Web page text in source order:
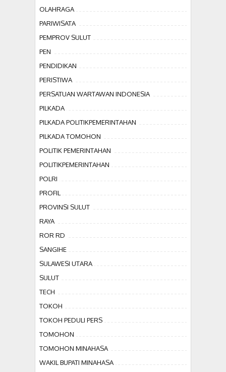
OLAHRAGA
PARIWISATA
PEMPROV SULUT
PEN
PENDIDIKAN
PERISTIWA
PERSATUAN WARTAWAN INDONESIA
PILKADA
PILKADA POLITIKPEMERINTAHAN
PILKADA TOMOHON
POLITIK PEMERINTAHAN
POLITIKPEMERINTAHAN
POLRI
PROFIL
PROVINSI SULUT
RAYA
ROR RD
SANGIHE
SULAWESI UTARA
SULUT
TECH
TOKOH
TOKOH PEDULI PERS
TOMOHON
TOMOHON MINAHASA
WAKIL BUPATI MINAHASA